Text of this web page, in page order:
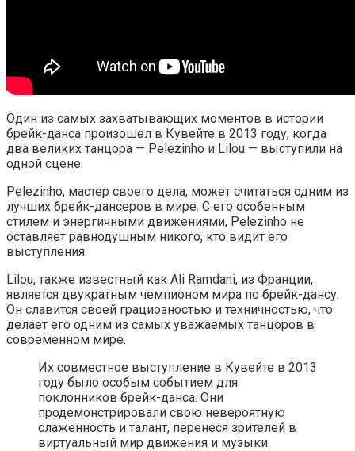
Один из самых захватывающих моментов в истории
брейк-данса произошел в Кувейте в 2013 году, когда
два великих танцора — Pelezinho и Lilou — выступили на
одной сцене.
Pelezinho, мастер своего дела, может считаться одним из
лучших брейк-дансеров в мире. С его особенным
стилем и энергичными движениями, Pelezinho не
оставляет равнодушным никого, кто видит его
выступления.
Lilou, также известный как Ali Ramdani, из Франции,
является двукратным чемпионом мира по брейк-дансу.
Он славится своей грациозностью и техничностью, что
делает его одним из самых уважаемых танцоров в
современном мире.
Их совместное выступление в Кувейте в 2013
году было особым событием для
поклонников брейк-данса. Они
продемонстрировали свою невероятную
слаженность и талант, перенеся зрителей в
виртуальный мир движения и музыки.